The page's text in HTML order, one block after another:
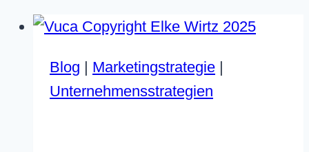
Blog | Marketingstrategie |
Unternehmensstrategien